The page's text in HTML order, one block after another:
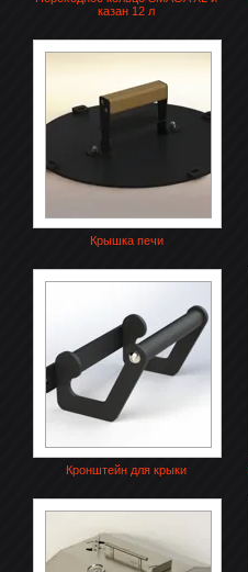
казан 12 л
Крышка печи
Кронштейн для крыки